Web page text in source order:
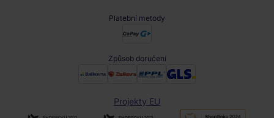
Platební metody
Způsob doručení
Projekty EU